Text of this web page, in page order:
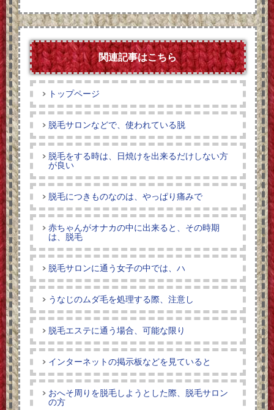
関連記事はこちら
トップページ
脱毛サロンなどで、使われている脱
脱毛をする時は、日焼けを出来るだけしない方
が良い
脱毛につきものなのは、やっぱり痛みで
赤ちゃんがオナカの中に出来ると、その時期
は、脱毛
脱毛サロンに通う女子の中では、ハ
うなじのムダ毛を処理する際、注意し
脱毛エステに通う場合、可能な限り
インターネットの掲示板などを見ていると
おへそ周りを脱毛しようとした際、脱毛サロン
の方